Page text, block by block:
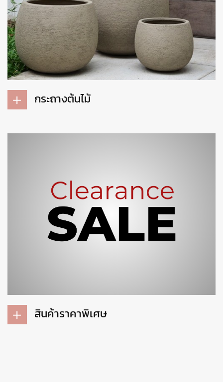
กระถางต้นไม้
สินค้าราคาพิเศษ